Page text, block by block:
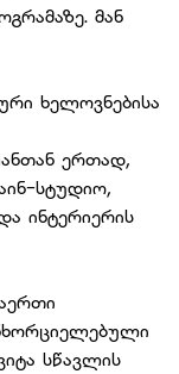
მან
ხელოვნებისა
ერთად,
სტუდიო,
ინტერიერის
სწავლის